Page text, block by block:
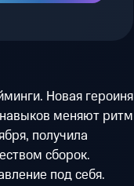
Новая героиня
меняют ритм
получила
сборок.
под себя.